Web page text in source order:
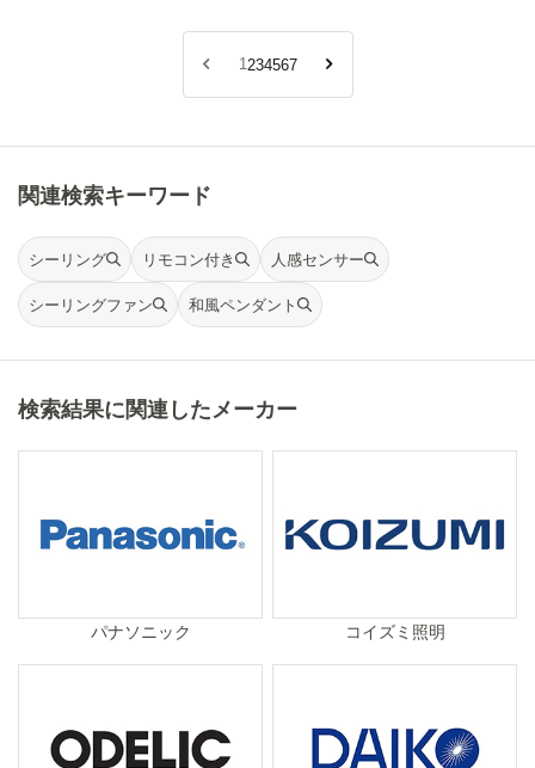
1234567
関連検索キーワード
シーリング リモコン付き 人感センサー
シーリングファン 和風ペンダント
検索結果に関連したメーカー
パナソニック コイズミ照明